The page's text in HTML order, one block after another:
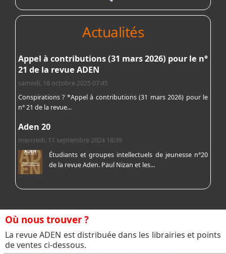
Actualités
Appel à contributions (31 mars 2026) pour le n°
21 de la revue ADEN
samedi, 18 octobre 2025 07:45
Conspirations ? *Appel à contributions (31 mars 2026) pour le
n° 21 de la revue...
Aden 20
mercredi, 11 septembre 2024 18:39
Étudiants et groupes intellectuels de jeunesse n°20
de la revue Aden. Paul Nizan et les...
Où nous trouver ?
La revue ADEN est distribuée dans les librairies et points
de ventes ci-dessous.